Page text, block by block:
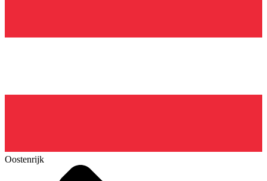
Oostenrijk